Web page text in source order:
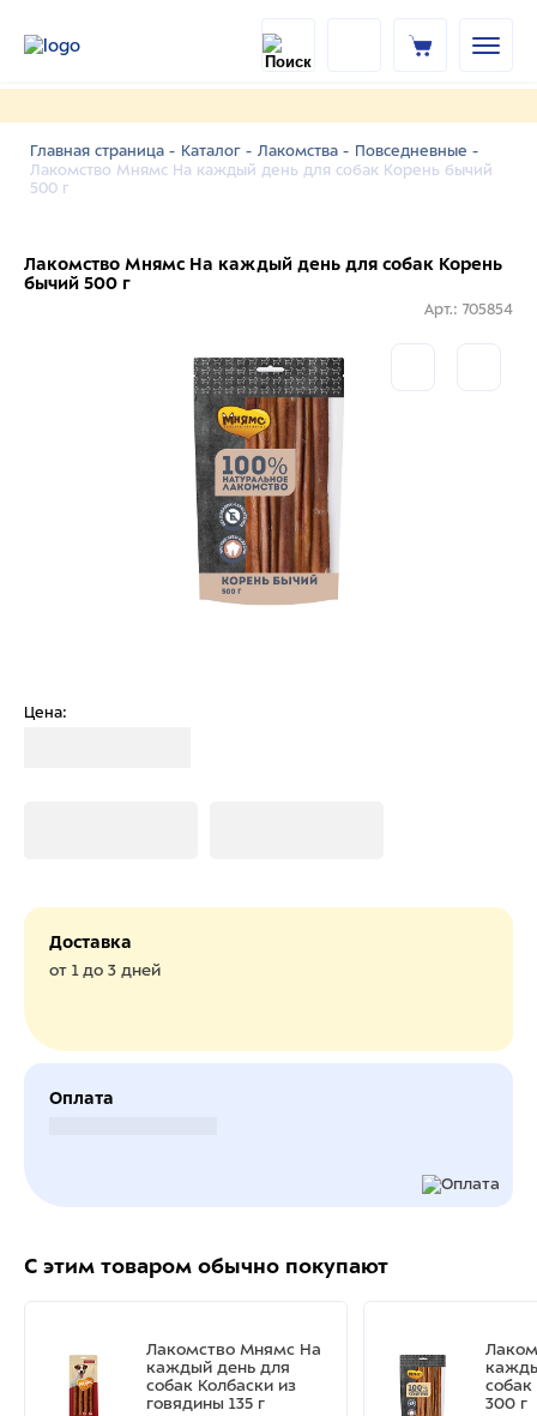
Главная страница - Каталог - Лакомства - Повседневные -
Лакомство Мнямс На каждый день для собак Корень бычий
500 г
Лакомство Мнямс На каждый день для собак Корень
бычий 500 г
Арт.: 705854
Цена:
Доставка
от 1 до 3 дней
Оплата
С этим товаром обычно покупают
Лакомство Мнямс На
каждый день для
собак Колбаски из
говядины 135 г
300 г